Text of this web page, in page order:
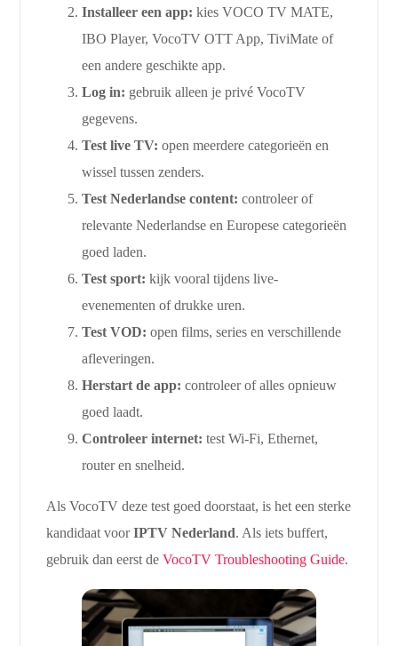
Installeer een app: kies VOCO TV MATE,
IBO Player, VocoTV OTT App, TiviMate of
een andere geschikte app.
Log in: gebruik alleen je privé VocoTV
gegevens.
Test live TV: open meerdere categorieën en
wissel tussen zenders.
Test Nederlandse content: controleer of
relevante Nederlandse en Europese categorieën
goed laden.
Test sport: kijk vooral tijdens live-
evenementen of drukke uren.
Test VOD: open films, series en verschillende
afleveringen.
Herstart de app: controleer of alles opnieuw
goed laadt.
Controleer internet: test Wi-Fi, Ethernet,
router en snelheid.
Als VocoTV deze test goed doorstaat, is het een sterke
kandidaat voorIPTV Nederland. Als iets buffert,
gebruik dan eerst deVocoTV Troubleshooting Guide.